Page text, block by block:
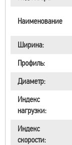
Наименование
Ширина:
Профиль:
Диаметр:
Индекс
нагрузки:
Индекс
скорости: